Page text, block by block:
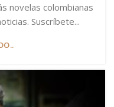
novelas colombianas
Suscríbete...